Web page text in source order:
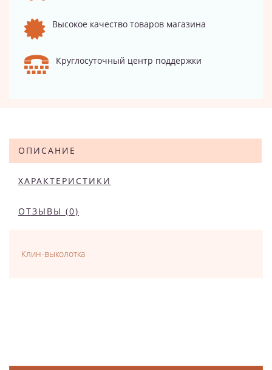
Высокое качество товаров магазина
Круглосуточный центр поддержки
ОПИСАНИЕ
ХАРАКТЕРИСТИКИ
ОТЗЫВЫ (0)
Клин-выколотка